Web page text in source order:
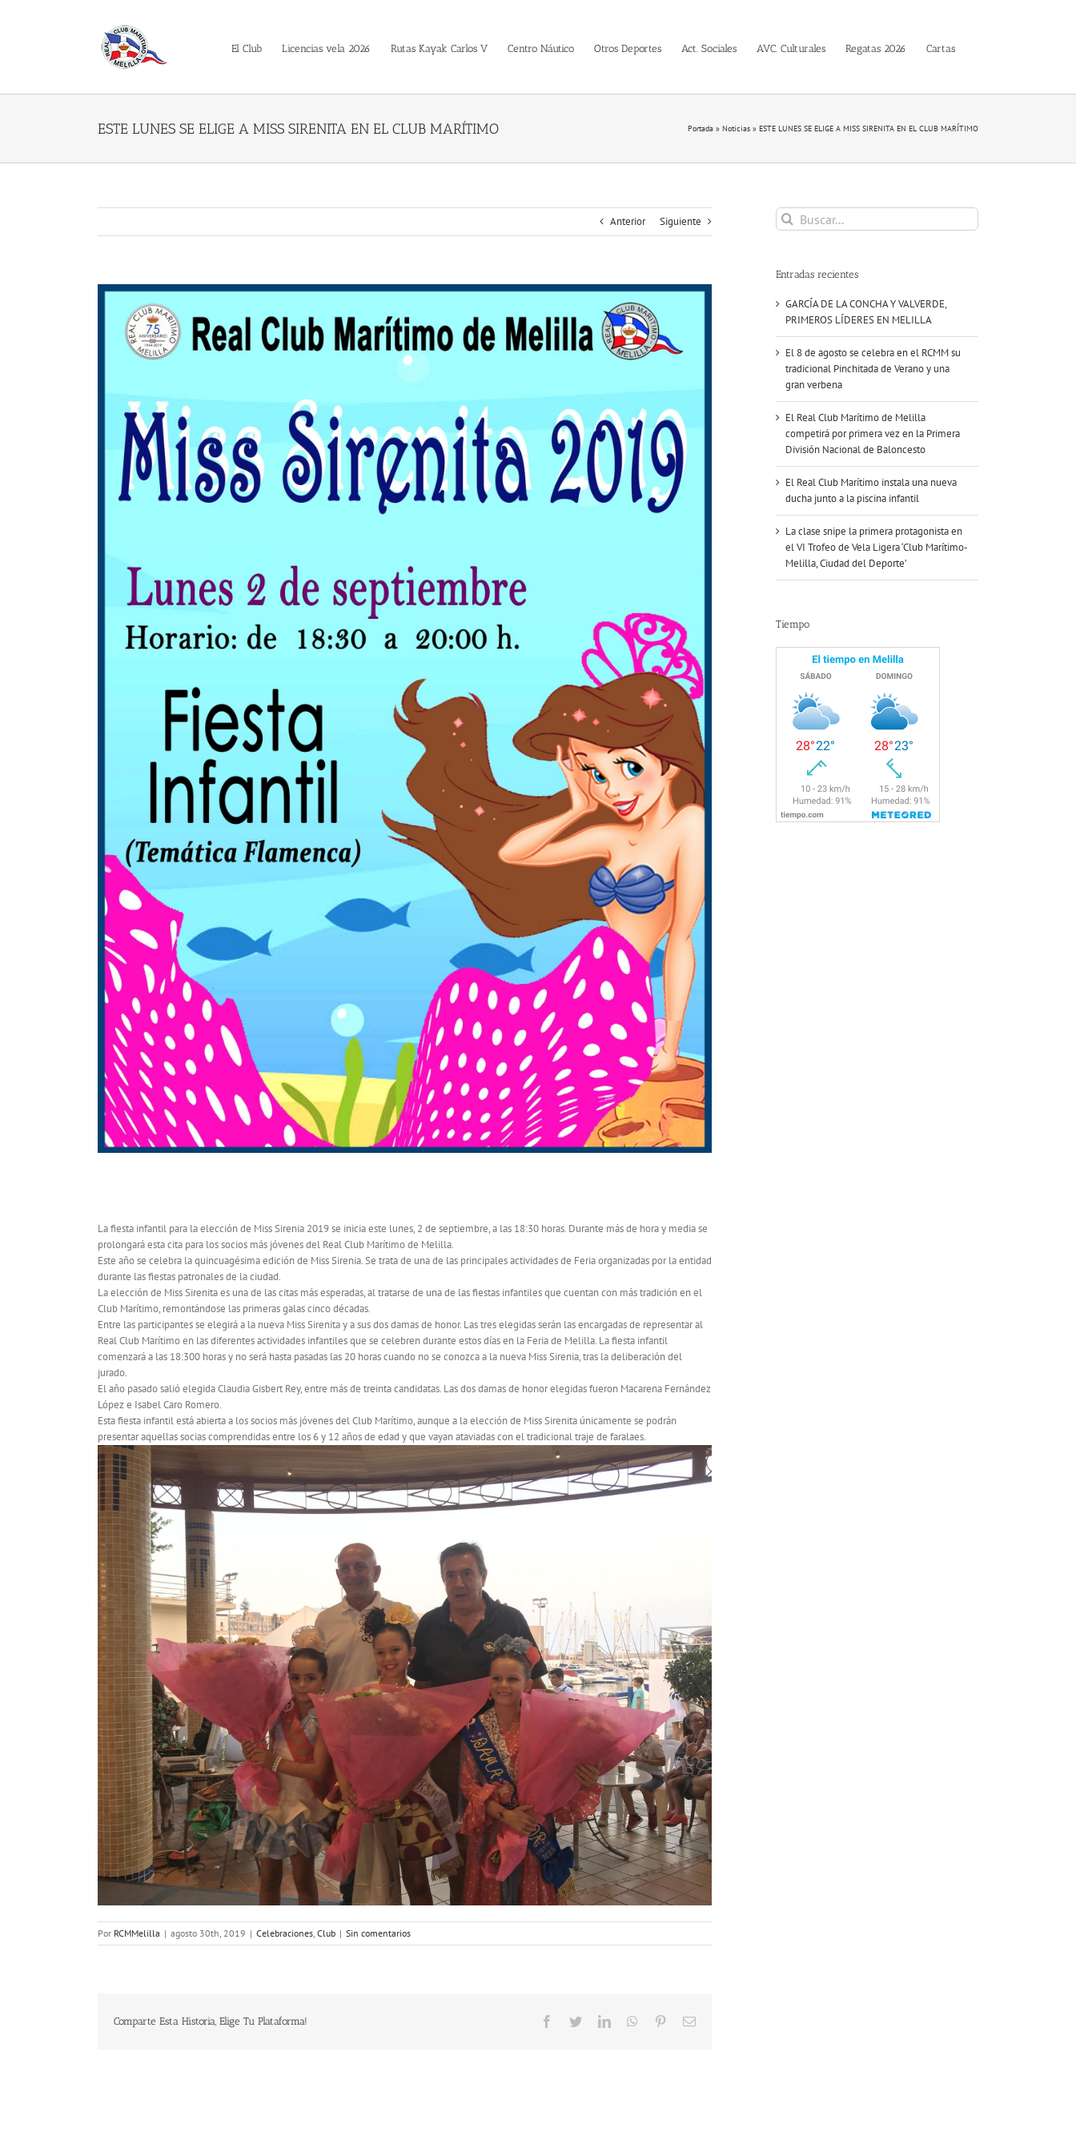
El Club Licencias vela 2026 Rutas Kayak Carlos V Centro Náutico Otros Deportes Act. Sociales AVC. Culturales Regatas 2026 Cartas
ESTE LUNES SE ELIGE A MISS SIRENITA EN EL CLUB MARÍTIMO Portada » Noticias » ESTE LUNES SE ELIGE A MISS SIRENITA EN EL CLUB MARÍTIMO
Anterior Siguiente
Ver
grande
La fiesta infantil para la elección de MissSirenia 2019 se inicia este lunes, 2 de septiembre, a las 18:30 horas. Durante más de hora y media se
prolongará esta cita para los socios más jóvenes del Real Club Marítimo de Melilla.
Este año se celebra la quincuagésima edición de MissSirenia. Se trata de una de las principales actividades de Feria organizadas por la entidad
durante las fiestas patronales de la ciudad.
La elección de MissSirenitaes una de las citas más esperadas, al tratarse de una de las fiestas infantiles que cuentan con más tradición en el
Club Marítimo, remontándose las primeras galas cinco décadas.
Entre las participantes se elegirá a la nueva MissSirenitay a sus dos damas de honor. Las tres elegidas serán las encargadas de representar al
Real Club Marítimo en las diferentes actividades infantiles que se celebren durante estos días en la Feria de Melilla. La fiesta infantil
comenzará a las 18:300 horas y no será hasta pasadas las 20 horas cuando no se conozca a la nueva MissSirenia, tras la deliberación del
jurado.
El año pasado salió elegida Claudia Gisbert Rey, entre más de treinta candidatas. Las dos damas de honor elegidas fueron Macarena Fernández
López e Isabel Caro Romero.
Esta fiesta infantil está abierta a los socios más jóvenes del Club Marítimo, aunque a la elección de MissSirenita únicamente se podrán
presentar aquellas socias comprendidas entre los 6 y 12 años de edad y que vayan ataviadas con el tradicional traje de faralaes.
Por RCMMelilla | agosto 30th, 2019 | Celebraciones Club | Sin comentarios
Comparte Esta Historia, Elige Tu Plataforma! Facebook
TwitterLinkedInWhatsApp
PinterestCorreo
Buscar:
Entradas recientes
GARCÍA DE LA CONCHA Y VALVERDE,
PRIMEROS LÍDERES EN MELILLA
El 8 de agosto se celebra en el RCMM su
tradicional Pinchitada de Verano y una
gran verbena
El Real Club Marítimo de Melilla
competirá por primera vez en la Primera
División Nacional de Baloncesto
El Real Club Marítimo instala una nueva
ducha junto a la piscina infantil
La clase snipe la primera protagonista en
el VI Trofeo de Vela Ligera ‘Club Marítimo-
Melilla, Ciudad del Deporte’
Tiempo